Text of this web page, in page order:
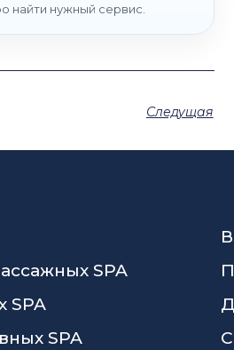
найти нужный сервис.
Следущая
SPA
SPA
SPA